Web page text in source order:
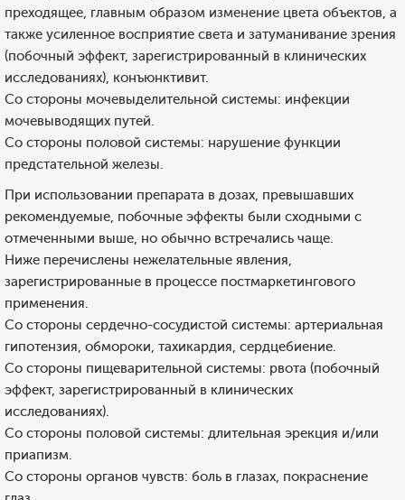
преходящее, главным образом изменение цвета объектов, а
также усиленное восприятие света и затуманивание зрения
(побочный эффект, зарегистрированный в клинических
исследованиях), конъюнктивит.
Со стороны мочевыделительной системы: инфекции
мочевыводящих путей.
Со стороны половой системы: нарушение функции
предстательной железы.
При использовании препарата в дозах, превышавших
рекомендуемые, побочные эффекты были сходными с
отмеченными выше, но обычно встречались чаще.
Ниже перечислены нежелательные явления,
зарегистрированные в процессе постмаркетингового
применения.
Со стороны сердечно-сосудистой системы: артериальная
гипотензия, обмороки, тахикардия, сердцебиение.
Со стороны пищеварительной системы: рвота (побочный
эффект, зарегистрированный в клинических
исследованиях).
Со стороны половой системы: длительная эрекция и/или
приапизм.
Со стороны органов чувств: боль в глазах, покраснение